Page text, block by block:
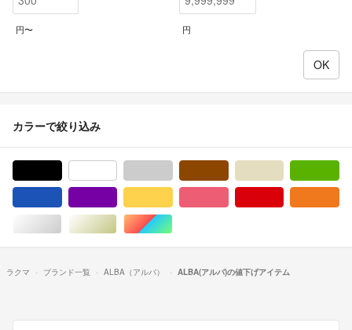
円〜 円
カラーで絞り込み
シルバー/銀色系ゴールド/金色系マルチカラー
ラクマ ブランド一覧 ALBA（アルバ） ALBA(アルバ)の値下げアイテム